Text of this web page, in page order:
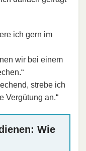
ich gern im
wir bei einem
strebe ich
Vergütung an.“
Wie